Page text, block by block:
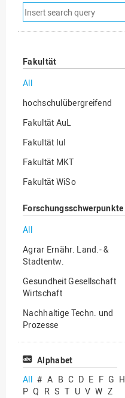
Remove
search
filter
Fakultät
All
hochschulübergreifend
Fakultät AuL
Fakultät IuI
Fakultät MKT
Fakultät WiSo
Forschungsschwerpunkte
All
Agrar Ernähr. Land.- &
Stadtentw.
Gesundheit Gesellschaft
Wirtschaft
Nachhaltige Techn. und
Prozesse
Vielfältiges Forschen
Alphabet
All # A B C D E F G H
P Q R S T U V W Z